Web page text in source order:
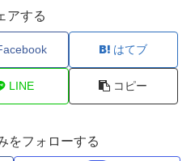
アする
はてブ
LINE コピー
をフォローする